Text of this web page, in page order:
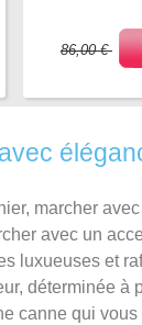
86,00 €
marcher
avec un
luxueuses et
déterminée à
canne qui